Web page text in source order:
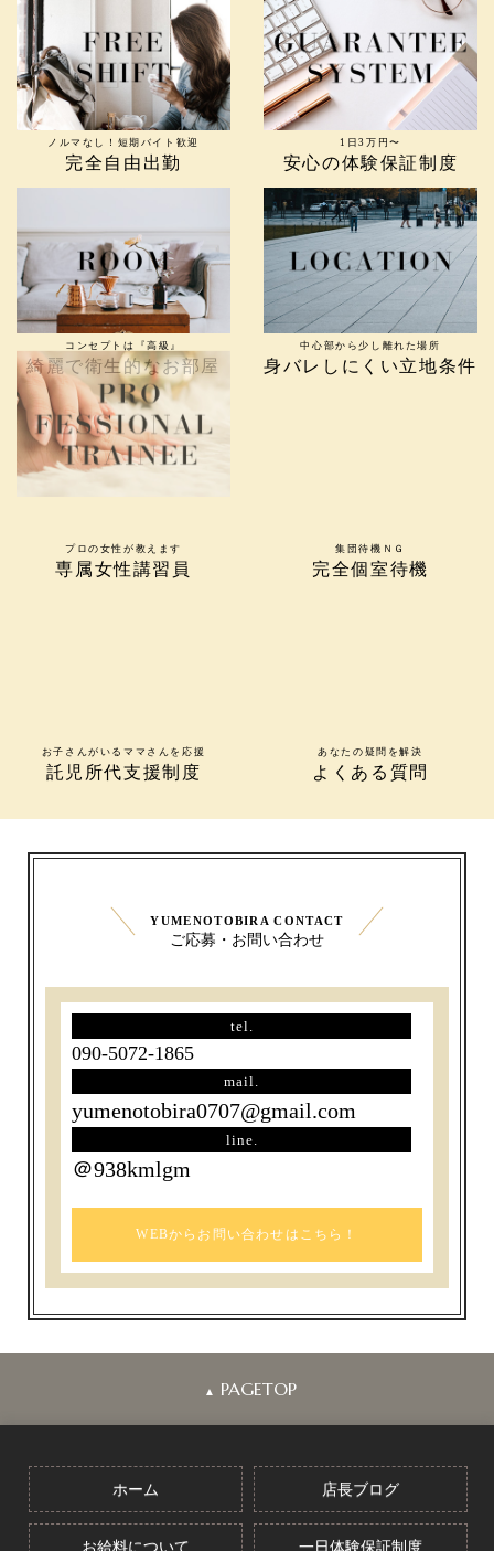
ノルマなし！短期バイト歓迎
完全自由出勤
1日3万円〜
安心の体験保証制度
コンセプトは『高級』
綺麗で衛生的なお部屋
中心部から少し離れた場所
身バレしにくい立地条件
プロの女性が教えます
専属女性講習員
集団待機ＮＧ
完全個室待機
お子さんがいるママさんを応援
託児所代支援制度
あなたの疑問を解決
よくある質問
YUMENOTOBIRA CONTACT
ご応募・お問い合わせ
tel.
090-5072-1865
mail.
yumenotobira0707@gmail.com
line.
＠938kmlgm
WEBからお問い合わせはこちら！
▲ PAGETOP
ホーム 店長ブログ
お給料について 一日体験保証制度